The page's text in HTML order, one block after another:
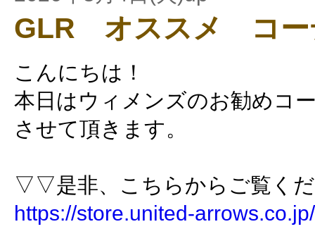
GLR オススメ コー
こんにちは！
本日はウィメンズのお勧めコ
させて頂きます。
▽▽是非、こちらからご覧く
https://store.united-